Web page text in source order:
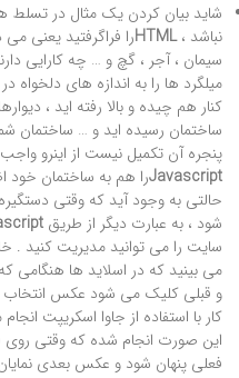
شاید بیان کردن یک مثال در تسلط
نباشد ،HTMLرا فراگرفتید یعنی می
سیمان ، آجر ، گچ و … چه کارایی
میلگرد ها را به اندازه های دلخواه
کنار هم چیده و بالا رفته اید ،
ساختمان رسیده اید و … ساختمان
پنجره آن تکمیل نیست از اینرو
Javascriptرا هم به ساختمان خود
حالتی به وجود آید که وقتی
شود ، به عبارت دیگر از طریق
سایت را می توانید مدیریت کنید .
می بینید که در اسلاید ها هنگامی
و قبلی کلیک می شود عکس انتخاب
کار با استفاده از جاوا اسکریپت
این صورت انجام شده که وقتی
فعلی پنهان شود و عکس بعدی